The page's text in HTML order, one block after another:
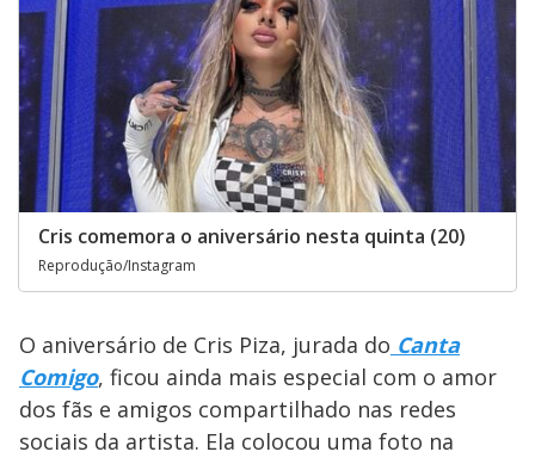
Cris comemora o aniversário nesta quinta (20)
Reprodução/Instagram
O aniversário de Cris Piza, jurada do Canta
Comigo, ficou ainda mais especial com o amor
dos fãs e amigos compartilhado nas redes
sociais da artista. Ela colocou uma foto na